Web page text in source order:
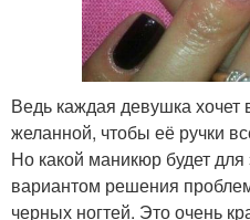
Ведь каждая девушка хочет
желанной, чтобы её ручки
Но какой маникюр будет
вариантом решения
черных ногтей. Это очень